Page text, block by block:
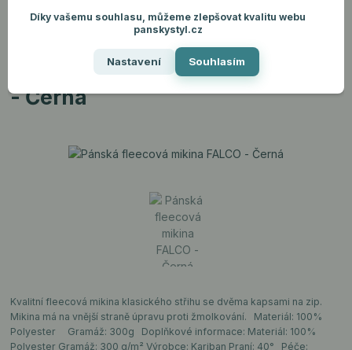
Úvod Pánské oblečení Mikiny
Pánská fleecová mikina FALCO -
Pánská fleecová mikina FALCO
- Černá
Kvalitní fleecová mikina klasického střihu se dvěma kapsami na zip.
Mikina má na vnější straně úpravu proti žmolkování. Materiál: 100%
Polyester Gramáž: 300g Doplňkové informace: Materiál: 100%
Polyester Gramáž: 300 g/m² Výrobce: Kariban Praní: 40° Péče:
Díky vašemu souhlasu, můžeme zlepšovat kvalitu webu
panskystyl.cz
Nastavení Souhlasím